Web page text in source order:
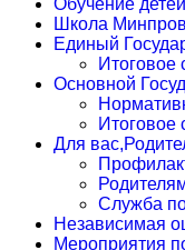
Школа
Единый
Итоговое
Основной
Итоговое
Для
Служба
Независимая
Мероприятия